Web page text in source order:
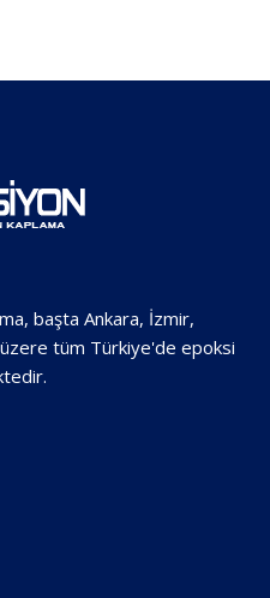
başta Ankara, İzmir,
tüm Türkiye'de epoksi